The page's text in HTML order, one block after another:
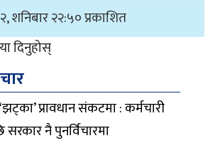
शनिबार २२:५० प्रकाशित
दिनुहोस्
प्रावधान संकटमा : कर्मचारी
सरकार नै पुनर्विचारमा